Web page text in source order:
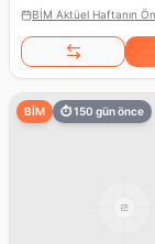
BİM Aktüel Haftanın
BİM ⏱150 gün önce